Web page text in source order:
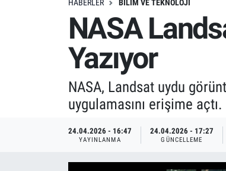
HABERLER BILIM VE TEKNOLOJI
NASA
Yazıyor
NASA, Landsat uydu
uygulamasını erişime açtı.
24.04.2026 - 16:47
YAYINLANMA
24.04.2026 - 17:27
GÜNCELLEME